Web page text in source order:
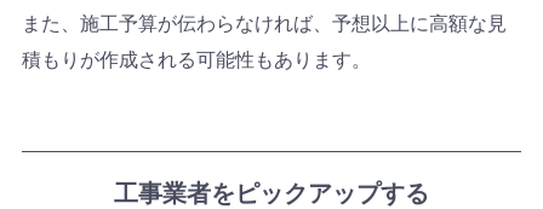
また、施工予算が伝わらなければ、予想以上に高額な見
積もりが作成される可能性もあります。
工事業者をピックアップする